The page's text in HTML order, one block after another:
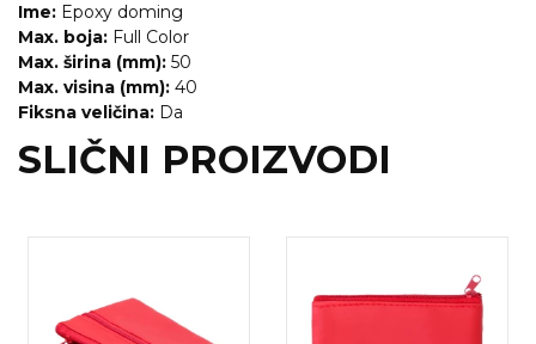
Ime: Epoxy doming
Max. boja: Full Color
Max. širina (mm): 50
Max. visina (mm): 40
Fiksna veličina: Da
SLIČNI PROIZVODI